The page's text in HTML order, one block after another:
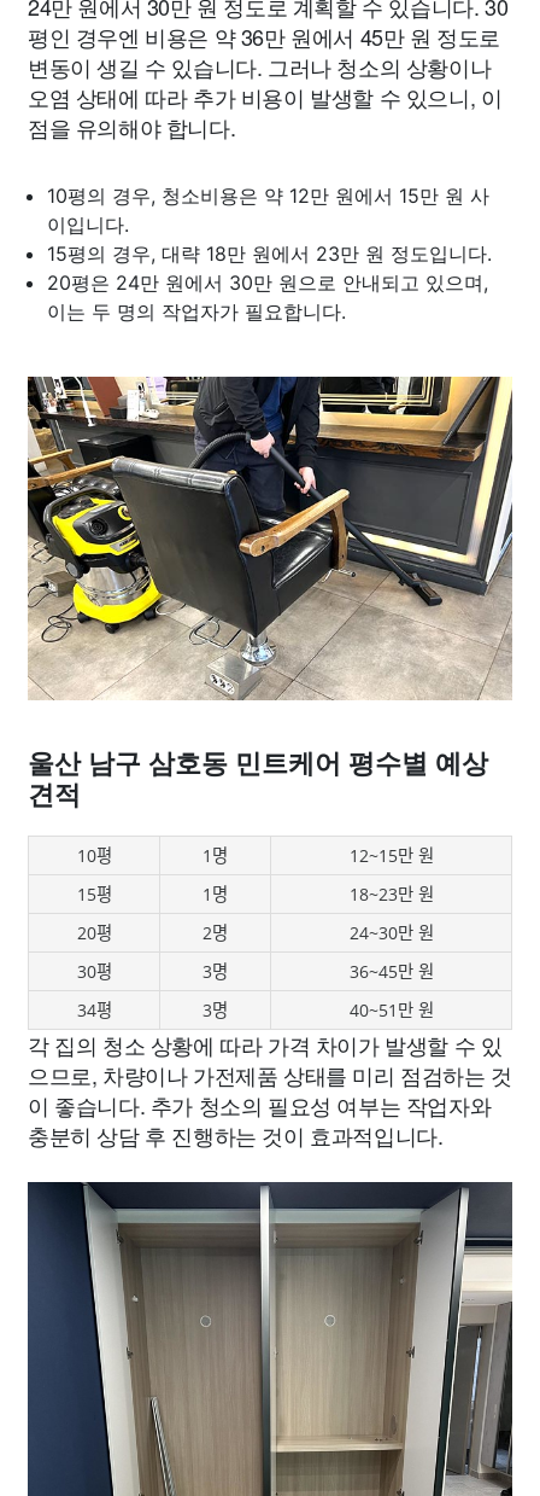
평인 경우엔 비용은 약 36만 원에서 45만 원 정도로
변동이 생길 수 있습니다. 그러나 청소의 상황이나
오염 상태에 따라 추가 비용이 발생할 수 있으니, 이
점을 유의해야 합니다.
10평의 경우, 청소비용은 약 12만 원에서 15만 원 사
이입니다.
15평의 경우, 대략 18만 원에서 23만 원 정도입니다.
20평은 24만 원에서 30만 원으로 안내되고 있으며,
이는 두 명의 작업자가 필요합니다.
울산 남구 삼호동 민트케어 평수별 예상
견적
10평 1명
12~15만 원
15평
1명
18~23만 원
20평
2명
24~30만 원
30평
3명
36~45만 원
34평
3명 40~51만 원
각 집의 청소 상황에 따라 가격 차이가 발생할 수 있
으므로, 차량이나 가전제품 상태를 미리 점검하는 것
이 좋습니다. 추가 청소의 필요성 여부는 작업자와
충분히 상담 후 진행하는 것이 효과적입니다.